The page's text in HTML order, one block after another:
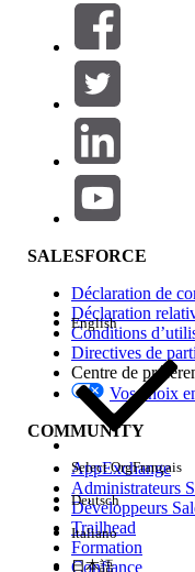
Filtres (0)
SÉLECTIONNER DES
Gamme de produits
Impact des
Edition
Expérience
SALESFORCE
Déclaration de
Déclaration
Conditions
Directives de
Centre de
Vos choix
COMMUNITY
AppExchange
Administrateurs
Développeurs
Trailhead
Formation
Confiance
English
Select OrgFrançais
Deutsch
Italiano
日本語